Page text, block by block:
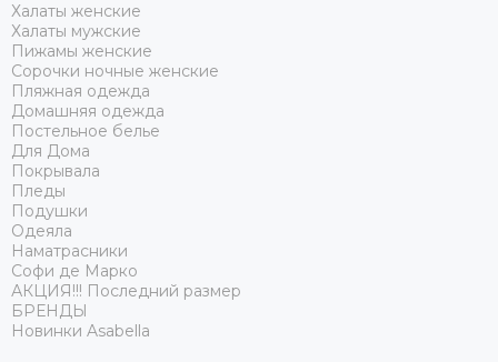
Халаты женские
Халаты мужские
Пижамы женские
Сорочки ночные женские
Пляжная одежда
Домашняя одежда
Постельное белье
Для Дома
Покрывала
Пледы
Подушки
Одеяла
Наматрасники
Софи де Марко
АКЦИЯ!!! Последний размер
БРЕНДЫ
Новинки Asabella